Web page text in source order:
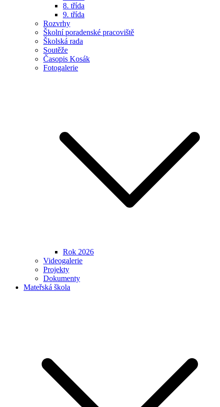
8. třída
9. třída
Rozvrhy
Školní poradenské pracoviště
Školská rada
Soutěže
Časopis Kosák
Fotogalerie
Rok 2026
Videogalerie
Projekty
Dokumenty
Mateřská škola